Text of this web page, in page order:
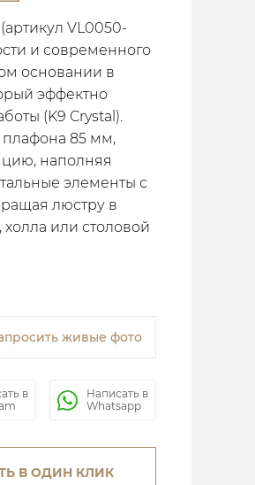
VL0050-
и современного
основании в
эффектно
(K9 Crystal).
85 мм,
наполняя
элементы с
люстру в
или столовой
живые фото
в
Написать в
Whatsapp
В ОДИН КЛИК